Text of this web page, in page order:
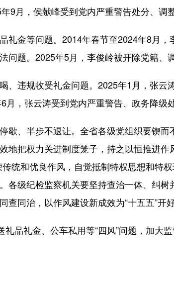
月，侯献峰受到党内严重警告处分、调
金等问题。2014年春节至2024年8月，
题。2025年5月，李俊岭被开除党籍、
违规收受礼金问题。2025年1月，张云
，张云涛受到党内严重警告、政务降级处
、半步不退让。全省各级党组织要锲而
把权力关进制度笼子，持之以恒推进
统和优良作风，自觉抵制特权思想和特
各级纪检监察机关要坚持查治一体、纠
同治，以作风建设新成效为“十五五”开
礼金、公车私用等“四风”问题，加大